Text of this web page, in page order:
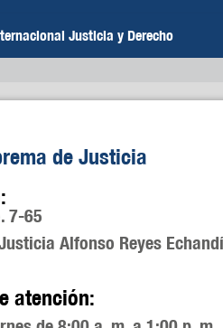
Justicia y Derecho
de Justicia
7-65
Alfonso Reyes
atención: